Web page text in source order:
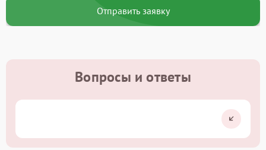
Отправить заявку
Вопросы и ответы